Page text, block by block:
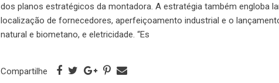
dos planos estratégicos da montadora. A estratégia também engloba
localização de fornecedores, aperfeiçoamento industrial e o
natural e biometano, e eletricidade. “Es
Compartilhe